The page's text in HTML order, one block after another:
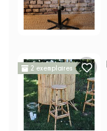
2 exemplaires